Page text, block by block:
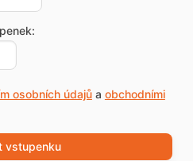
osobních údajůa obchodními
vstupenku